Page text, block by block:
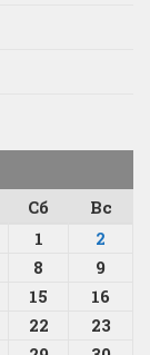
Сб
Вс
1
2
8
9
15
16
22
23